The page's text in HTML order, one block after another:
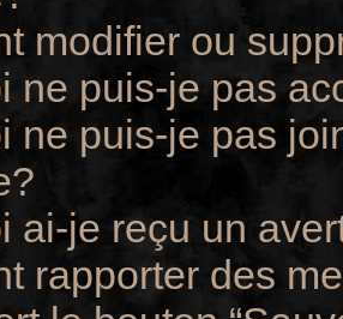
modifier ou
ne puis-je pas
ne puis-je pas
ai-je reçu un
rapporter des